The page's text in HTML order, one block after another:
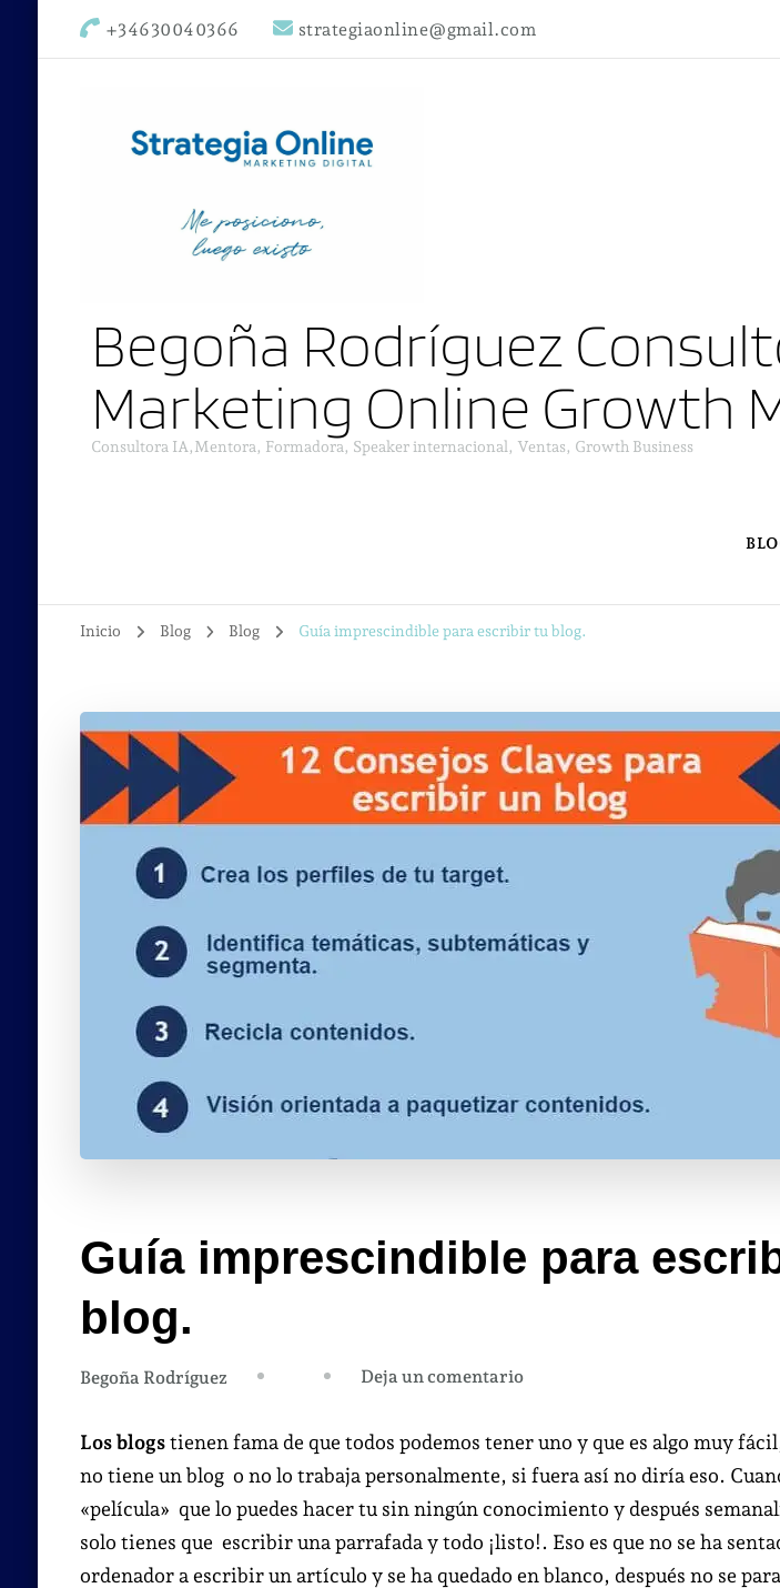
+34630040366 strategiaonline@gmail.com
Begoña Rodríguez
Marketing Online Growth
Consultora IA,Mentora, Formadora, Speaker internacional, Ventas, Growth Business
Inicio Blog Blog Guía imprescindible para escribir tu blog.
Guía imprescindible para
blog.
Begoña Rodríguez Deja un comentarioen
imprescindible
para
escribir
blog.
Los blogstienen fama de que todos podemos tener uno y que es algo muy
no tiene un blog o no lo trabaja personalmente, si fuera así no diría eso.
«película» que lo puedes hacer tu sin ningún conocimiento y después
solo tienes que escribir una parrafada y todo ¡listo!. Eso es que no se ha
ordenador a escribir un artículo y se ha quedado en blanco, después no se